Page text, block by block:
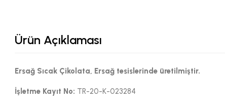
Ürün Açıklaması
Ersağ Sıcak Çikolata, Ersağ tesislerinde üretilmiştir.
İşletme Kayıt No: TR-20-K-023284